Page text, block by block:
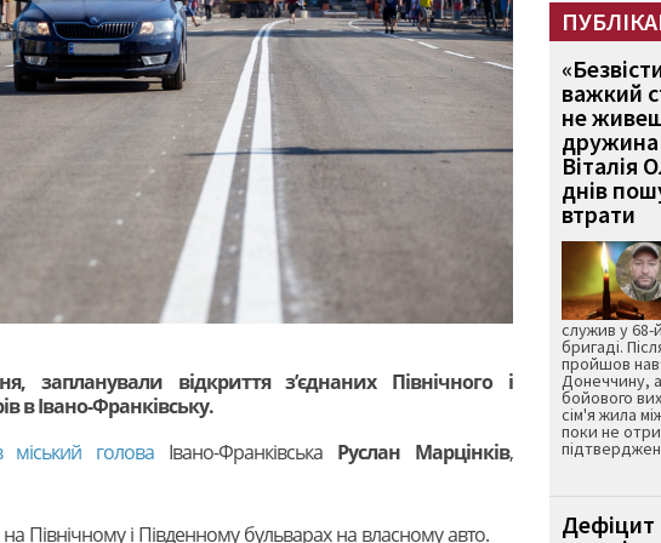
запланували відкриття з’єднаних Північного і
в Івано-Франківську.
міський голова Івано-Франківська Руслан Марцінків,
Північному і Південному бульварах на власному авто.
важкий
не
дружина
Віталія
днів
втрати
служив у 68-
бригаді.
пройшов
Донеччину,
бойового
сім'я жила
поки не
Дефіцит